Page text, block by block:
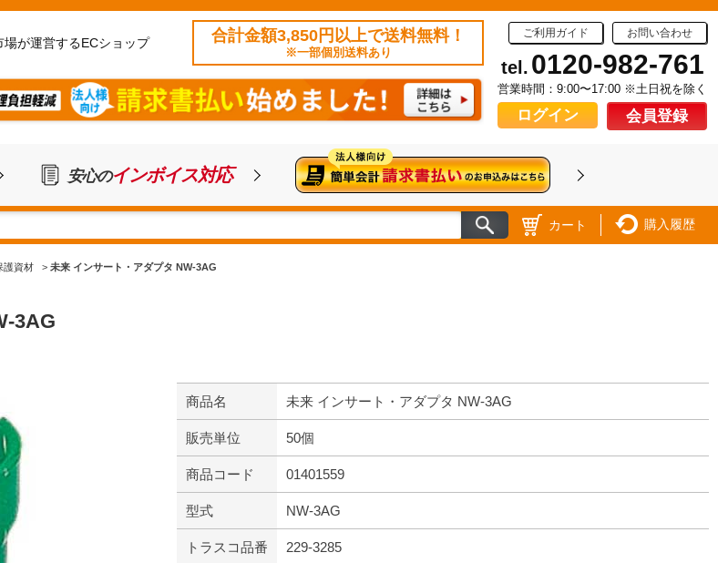
が運営するECショップ 合計金額3,850円以上で送料無料！
※一部個別送料あり
ご利用ガイド お問い合わせ
tel. 0120-982-761
営業時間：9:00〜17:00 ※土日祝を除く
ログイン 会員登録
安心のインボイス対応
カート 購入履歴
護資材 > 未来 インサート・アダプタ NW-3AG
3AG
商品名 未来 インサート・アダプタ NW-3AG
販売単位 50個
商品コード 01401559
型式 NW-3AG
トラスコ品番 229-3285